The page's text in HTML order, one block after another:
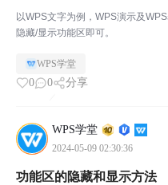
以WPS文字为例，WPS演示及
隐藏/显示功能区即可。
WPS学堂
0 0 分享
WPS学堂
2024-05-09 02:30:36
功能区的隐藏和显示方法